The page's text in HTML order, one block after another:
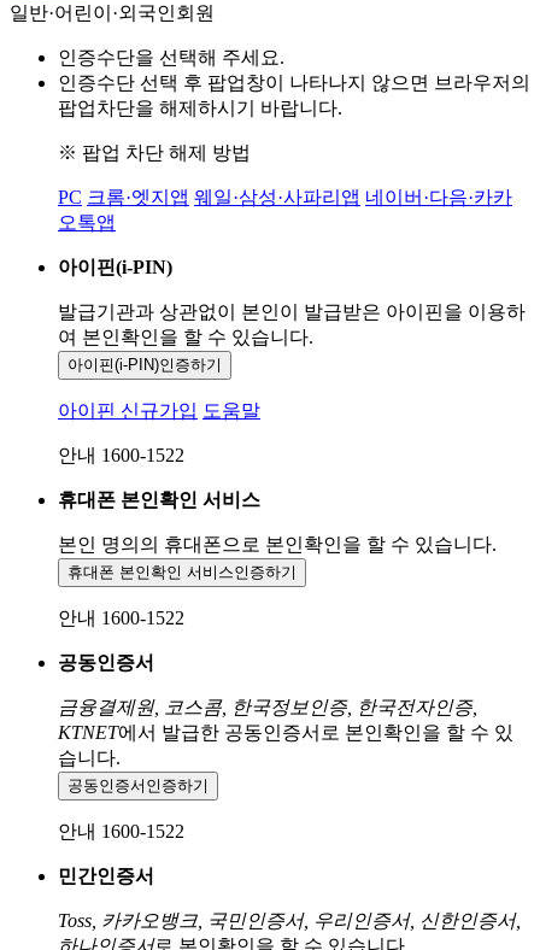
일반·어린이·외국인회원
인증수단을 선택해 주세요.
인증수단 선택 후 팝업창이 나타나지 않으면 브라우저의
팝업차단을 해제하시기 바랍니다.
※ 팝업 차단 해제 방법
PC 크롬·엣지앱 웨일·삼성·사파리앱 네이버·다음·카카
오톡앱
아이핀(i-PIN)
발급기관과 상관없이 본인이 발급받은 아이핀을 이용하
여 본인확인을 할 수 있습니다.
아이핀(i-PIN)인증하기
아이핀 신규가입 도움말
안내 1600-1522
휴대폰 본인확인 서비스
본인 명의의 휴대폰으로 본인확인을 할 수 있습니다.
휴대폰 본인확인 서비스인증하기
안내 1600-1522
공동인증서
금융결제원, 코스콤, 한국정보인증, 한국전자인증,
KTNET에서 발급한 공동인증서로 본인확인을 할 수 있
습니다.
공동인증서 인증하기
안내 1600-1522
민간인증서
Toss, 카카오뱅크, 국민인증서, 우리인증서, 신한인증서,